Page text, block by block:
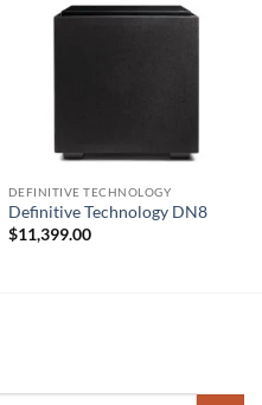
DEFINITIVE TECHNOLOGY
Definitive Technology DN8
$11,399.00